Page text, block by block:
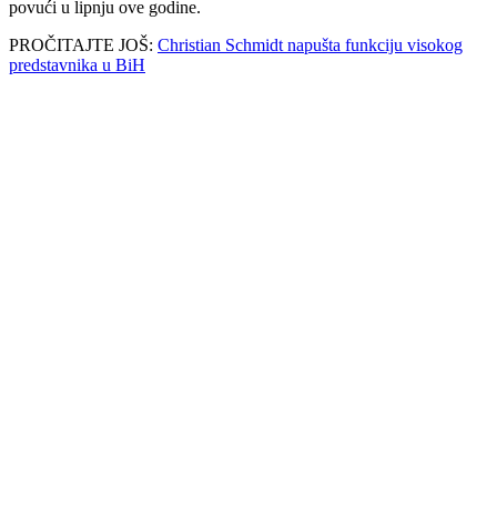
povući u lipnju ove godine.
PROČITAJTE JOŠ: Christian Schmidt napušta funkciju visokog
predstavnika u BiH